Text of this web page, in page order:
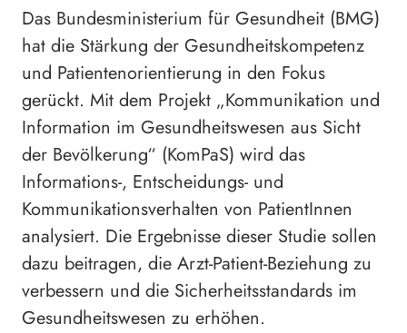
Das Bundesministerium für Gesundheit (BMG)
hat die Stärkung der Gesundheitskompetenz
und Patientenorientierung in den Fokus
gerückt. Mit dem Projekt „Kommunikation und
Information im Gesundheitswesen aus Sicht
der Bevölkerung“ (KomPaS) wird das
Informations-, Entscheidungs- und
Kommunikationsverhalten von PatientInnen
analysiert. Die Ergebnisse dieser Studie sollen
dazu beitragen, die Arzt-Patient-Beziehung zu
verbessern und die Sicherheitsstandards im
Gesundheitswesen zu erhöhen.